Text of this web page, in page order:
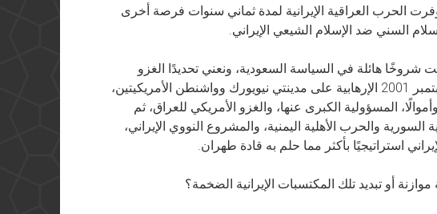
وفرت الحرب العراقية الإيرانية لمدة ثماني سنوات فرصة أخرى
السني ضد الإسلام الشيعي الإيراني.
شروخًا هائلة في السياسة السعودية، ونعني تحديدًا الغزو
العراقي للكويت، ثم هجمات 11 سبتمبر 2001 الإرهابية على مدينتي نيويورك وواشنطن الأمريكيتين،
المسؤولية الكبرى عنها، والغزو الأمريكي للعراق، ثم
السورية والحرب الأهلية اليمنية، والمشروع النووي الإيراني،
استراتيجيًا بأكثر مما حلم به قادة طهران.
أو تبديد تلك المكتسبات الإيرانية الضخمة؟